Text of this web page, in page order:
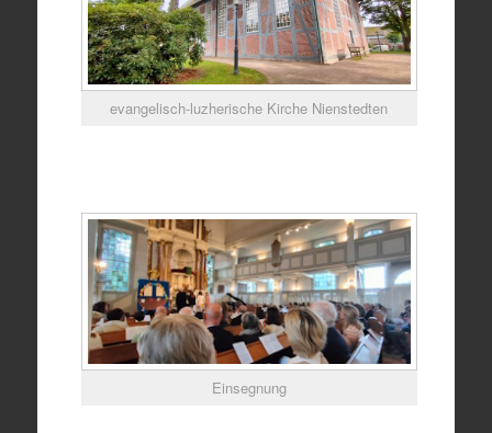
evangelisch-luzherische Kirche Nienstedten
Einsegnung